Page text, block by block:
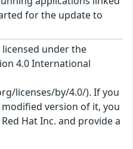
for the update to
under the
4.0 International
licenses/by/4.0/). If you
version of it, you
Hat Inc. and provide a